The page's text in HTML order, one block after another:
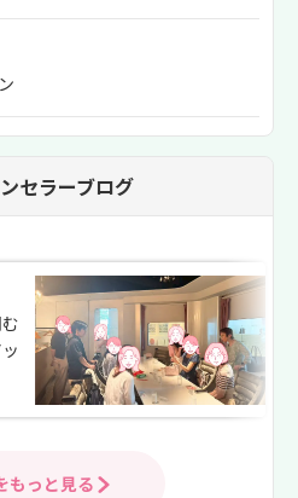
セラーブログ
もっと見る